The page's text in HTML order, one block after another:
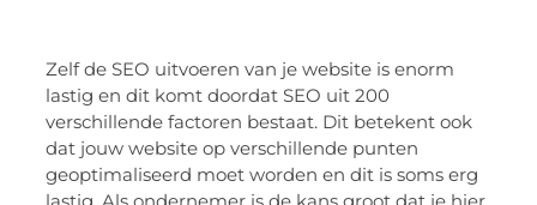
Zelf de SEO uitvoeren van je website is enorm
lastig en dit komt doordat SEO uit 200
verschillende factoren bestaat. Dit betekent ook
dat jouw website op verschillende punten
geoptimaliseerd moet worden en dit is soms erg